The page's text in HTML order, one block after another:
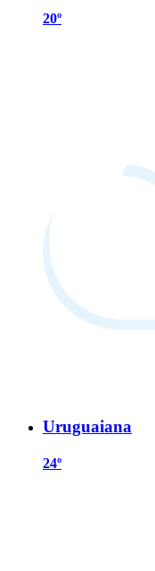
20º
Uruguaiana
24º